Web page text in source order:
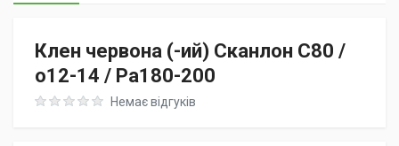
Клен червона (-ий) Сканлон C80 /
o12-14 / Pa180-200
Rating: 0 out of 5Немає відгуків